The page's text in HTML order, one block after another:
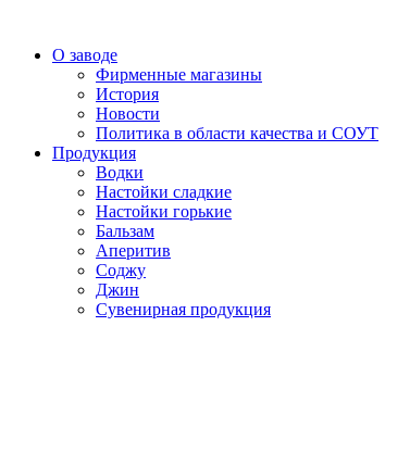
О заводе
Фирменные магазины
История
Новости
Политика в области качества и СОУТ
Продукция
Водки
Настойки сладкие
Настойки горькие
Бальзам
Аперитив
Соджу
Джин
Сувенирная продукция